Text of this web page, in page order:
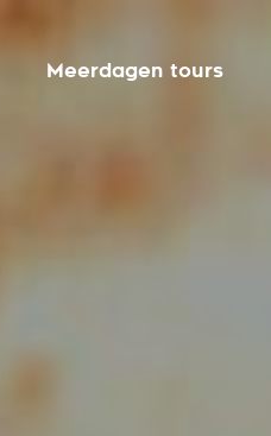
Meerdagen tours